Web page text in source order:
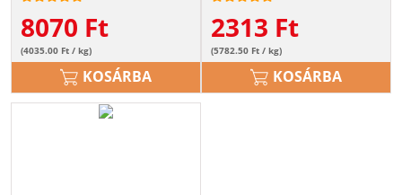
8070 Ft
(4035.00 Ft / kg)
KOSÁRBA
2313 Ft
(5782.50 Ft / kg)
KOSÁRBA